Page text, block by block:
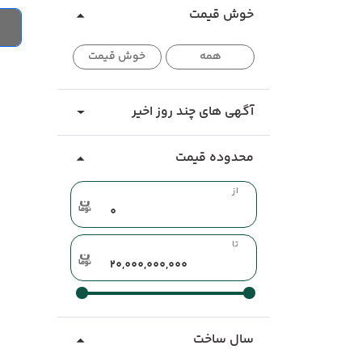
خوش قیمت
همه خوش قیمت
آگهی های چند روز اخیر
محدوده قیمت
از
تا
سال ساخت